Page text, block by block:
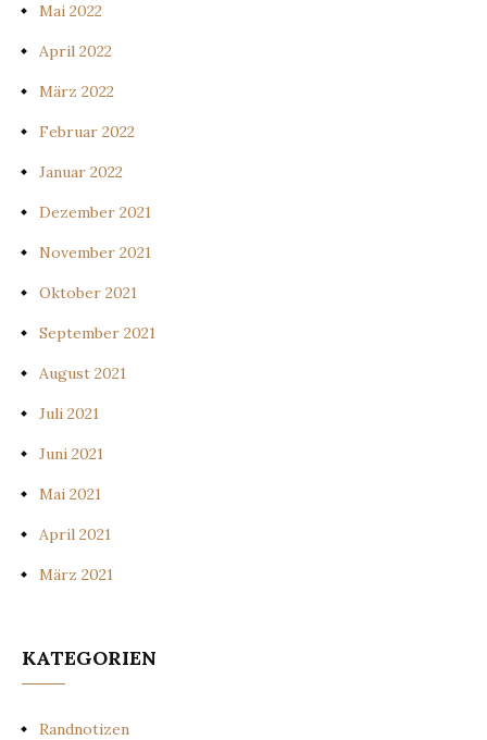
Mai 2022
April 2022
März 2022
Februar 2022
Januar 2022
Dezember 2021
November 2021
Oktober 2021
September 2021
August 2021
Juli 2021
Juni 2021
Mai 2021
April 2021
März 2021
KATEGORIEN
Randnotizen